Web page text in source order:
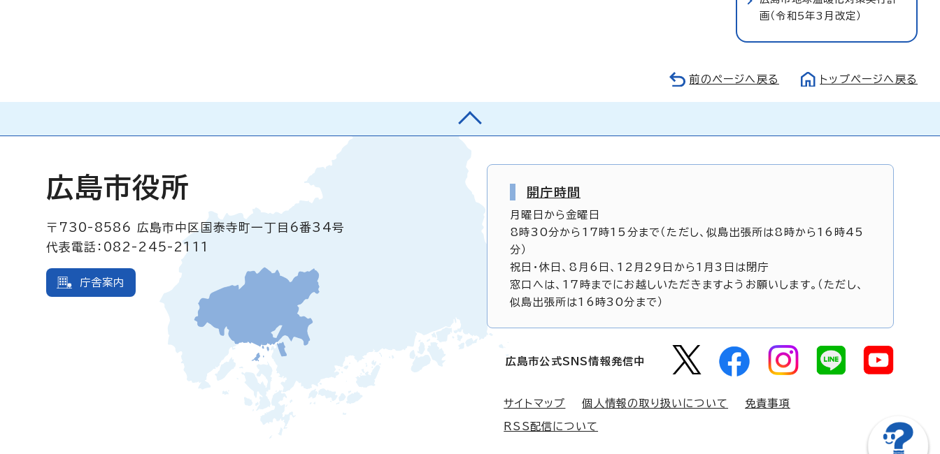
画（令和5年3月改定）
前のページへ戻る トップページへ戻る
広島市役所
〒730-8586
広島市中区国泰寺町一丁目6番34号
代表電話：082-245-2111
庁舎案内
開庁時間
月曜日から金曜日
8時30分から17時15分まで（ただし、似島出張所は8時から16時45
分）
祝日・休日、8月6日、12月29日から1月3日は閉庁
窓口へは、17時までにお越しいただきますようお願いします。（ただし、
似島出張所は16時30分まで）
広島市公式SNS情報発信中
サイトマップ 個人情報の取り扱いについて 免責事項
RSS配信について